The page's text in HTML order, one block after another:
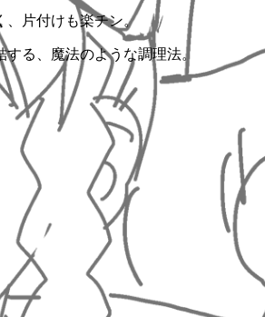
、片付けも楽チン。
る、魔法のような調理法。